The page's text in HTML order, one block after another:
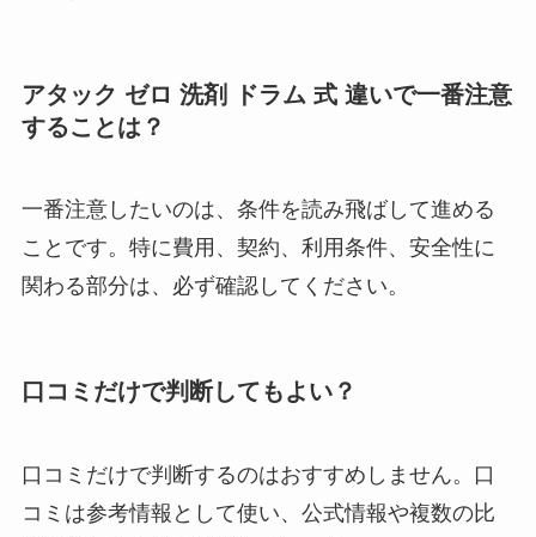
アタック ゼロ 洗剤 ドラム 式 違いで一番注意
することは？
一番注意したいのは、条件を読み飛ばして進める
ことです。特に費用、契約、利用条件、安全性に
関わる部分は、必ず確認してください。
口コミだけで判断してもよい？
口コミだけで判断するのはおすすめしません。口
コミは参考情報として使い、公式情報や複数の比